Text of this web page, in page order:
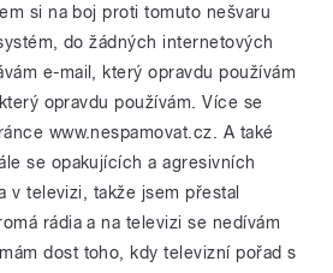
si na boj proti tomuto nešvaru
do žádných internetových
e-mail, který opravdu používám
opravdu používám. Více se
www.nespamovat.cz. A také
se opakujících a agresivních
v televizi, takže jsem přestal
rádia a na televizi se nedívám
dost toho, kdy televizní pořad s